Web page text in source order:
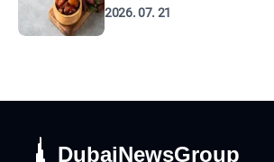
2026. 07. 21
DubaiNewsGroup